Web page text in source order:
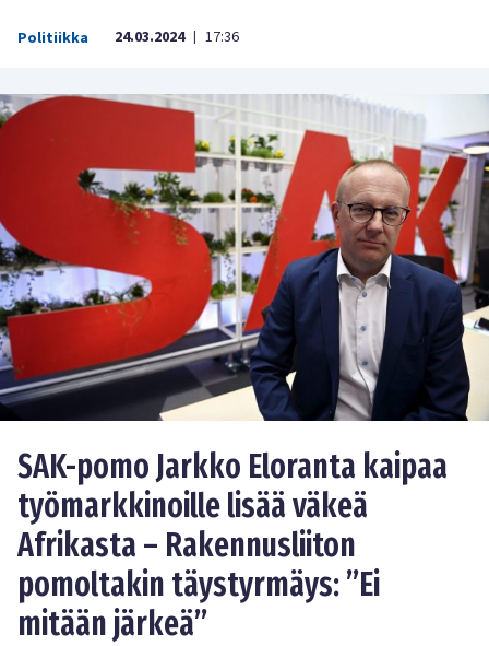
Politiikka 24.03.2024 | 17:36
SAK-pomo Jarkko Eloranta kaipaa
työmarkkinoille lisää väkeä
Afrikasta – Rakennusliiton
pomoltakin täystyrmäys: ”Ei
mitään järkeä”